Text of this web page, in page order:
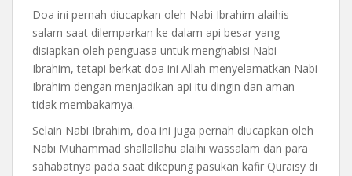
Doa ini pernah diucapkan oleh Nabi Ibrahim alaihis
salam saat dilemparkan ke dalam api besar yang
disiapkan oleh penguasa untuk menghabisi Nabi
Ibrahim, tetapi berkat doa ini Allah menyelamatkan Nabi
Ibrahim dengan menjadikan api itu dingin dan aman
tidak membakarnya.
Selain Nabi Ibrahim, doa ini juga pernah diucapkan oleh
Nabi Muhammad shallallahu alaihi wassalam dan para
sahabatnya pada saat dikepung pasukan kafir Quraisy di